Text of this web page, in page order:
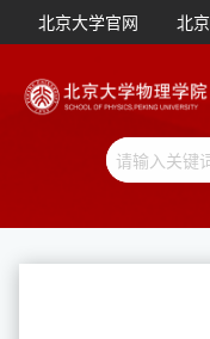
北京大学官网 北